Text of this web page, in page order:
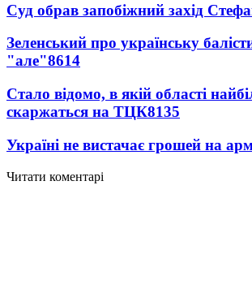
Суд обрав запобіжний захід
Зеленський про українську
"але"8614
Стало відомо, в якій області
скаржаться на ТЦК8135
Україні не вистачає грошей на
Читати коментарі